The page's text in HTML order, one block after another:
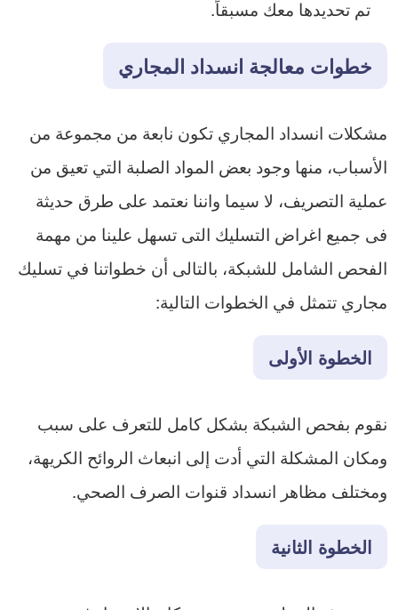
تم تحديدها معك مسبقاً.
خطوات معالجة انسداد المجاري
مشكلات انسداد المجاري تكون نابعة من مجموعة من
الأسباب، منها وجود بعض المواد الصلبة التي تعيق من
عملية التصريف، لا سيما واننا نعتمد على طرق حديثة
فى جميع اغراض التسليك التى تسهل علينا من مهمة
الفحص الشامل للشبكة، بالتالى أن خطواتنا في تسليك
مجاري تتمثل في الخطوات التالية:
الخطوة الأولى
نقوم بفحص الشبكة بشكل كامل للتعرف على سبب
ومكان المشكلة التي أدت إلى انبعاث الروائح الكريهة،
ومختلف مظاهر انسداد قنوات الصرف الصحي.
الخطوة الثانية